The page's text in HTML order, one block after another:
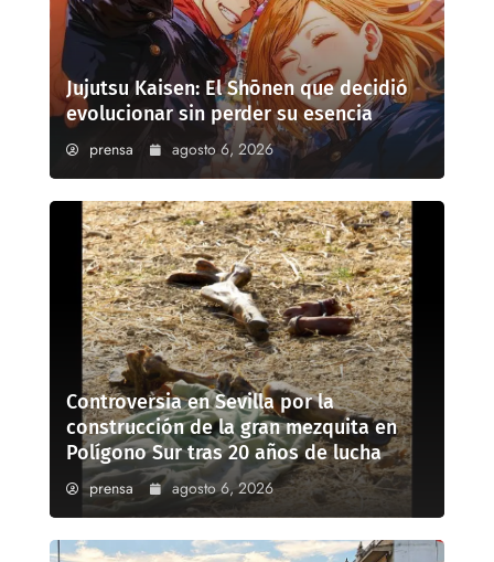
Jujutsu Kaisen: El Shōnen que decidió
evolucionar sin perder su esencia
prensa agosto 6, 2026
Controversia en Sevilla por la
construcción de la gran mezquita en
Polígono Sur tras 20 años de lucha
prensa agosto 6, 2026